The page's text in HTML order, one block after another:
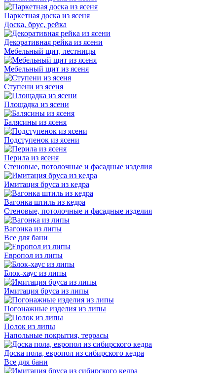
Паркетная доска из ясеня
Доска, брус, рейка
Декоративная рейка из ясени
Мебельный щит, лестницы
Мебельный щит из ясеня
Ступени из ясеня
Площадка из ясени
Балясины из ясеня
Подступенок из ясени
Перила из ясеня
Стеновые, потолочные и фасадные изделия
Имитация бруса из кедра
Вагонка штиль из кедра
Стеновые, потолочные и фасадные изделия
Вагонка из липы
Все для бани
Европол из липы
Блок-хаус из липы
Имитация бруса из липы
Погонажные изделия из липы
Полок из липы
Напольные покрытия, террасы
Доска пола, европол из сибирского кедра
Все для бани